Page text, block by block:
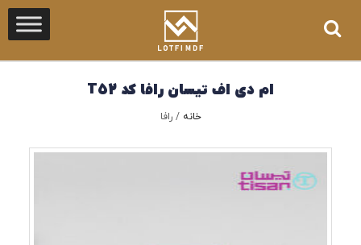
ام دی اف تیسان رافا کد T52
خانه /رافا